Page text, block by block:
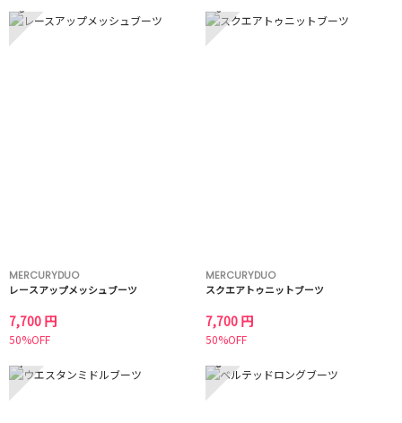
5
MERCURYDUO
レースアップメッシュブーツ
7,700 円
50%OFF
6
MERCURYDUO
スクエアトゥニットブーツ
7,700 円
50%OFF
7 8